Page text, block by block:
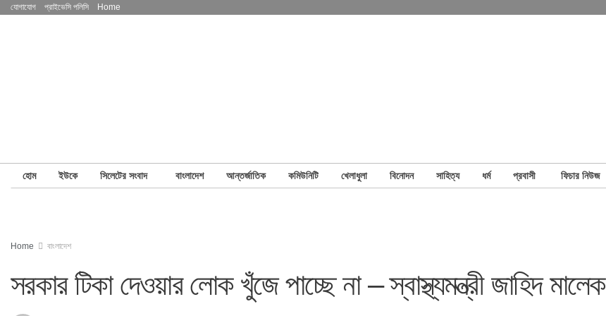
যোগাযোগ প্রাইভেসি পলিসি Home
হোম ইউকে সিলেটের সংবাদ বাংলাদেশ আন্তর্জাতিক কমিউনিটি খেলাধুলা বিনোদন সাহিত্য ধর্ম প্রবাসী ফিচার নিউজ
Home বাংলাদেশ
সরকার টিকা দেওয়ার লোক খুঁজে পাচ্ছে না – স্বাস্থ্যমন্ত্রী জাহিদ মালেক